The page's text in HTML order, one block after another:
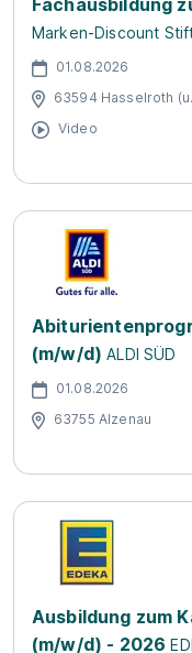
Fachausbildung
Marken-Discount
01.08.2026
63594 Hasselroth
Video
(m/w/d) ALDI SÜD
01.08.2026
63755 Alzenau
Ausbildung zum
(m/w/d) - 2026